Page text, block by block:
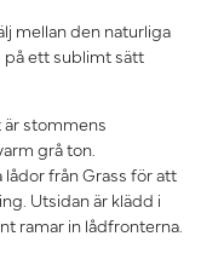
mellan den naturliga
ett sublimt sätt
är stommens
grå ton.
från Grass för att
Utsidan är klädd i
ramar in lådfronterna.